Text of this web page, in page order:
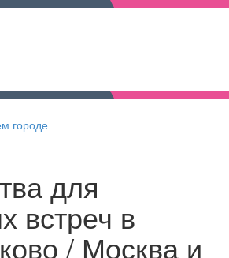
городе
для
встреч в
/ Москва и